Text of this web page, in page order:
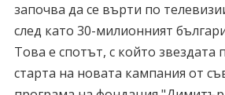
започва да се върти по
след като 30-милионният
Това е спотът, с който звездата
старта на новата кампания от